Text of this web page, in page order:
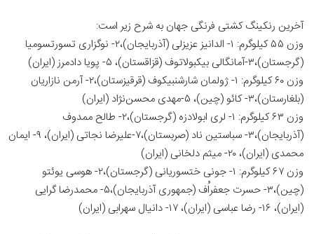
آخرین رنکینگ کشتی فرنگی جهان به شرح زیر است:
وزن ۵۵ کیلوگرم: ۱- الدانیز عزیزلی (آذربایجان)،۲- نوگزاری تسورتسومیا
(گرجستان)،۳-آمانگالی بیکبولاتوف (قزاقستان)، ۵- پویا دادمرز (ایران)
وزن ۶۰ کیلوگرم: ۱- ژولمان شارشنبیکوف (قرقیزستان)،۲- آرمن نازاریان
(بلغارستان)،۳- کائو (چین)، ۵-مهدی محسن‌نژاد (ایران)
وزن ۶۳ کیلوگرم: ۱- لری ابولادزه (گرجستان)،۲- طالح ممدوف
(آذربایجان)،۳- سباستین ناد (صربستان)،۷-علیرضا نجاتی (ایران)، ۹- ایمان
محمدی (ایران)، ۲۰- میثم دلخانی (ایران)
وزن ۶۷ کیلوگرم: ۱- جونی ختسوریانی (گرجستان)،۲- هوسی یوئتو
(چین)،۳- حسرت جعفراُف (جمهوری آذربایجان)،۵- محمدرضا گرایی
(ایران)، ۱۶- رضا عباسی (ایران)، ۱۷- دانیال سهرابی (ایران)